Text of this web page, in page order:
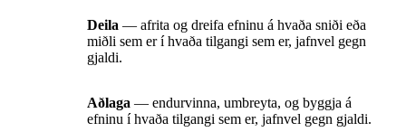
Deila — afrita og dreifa efninu á hvaða sniði eða
miðli sem er í hvaða tilgangi sem er, jafnvel gegn
gjaldi.
Aðlaga — endurvinna, umbreyta, og byggja á
efninu í hvaða tilgangi sem er, jafnvel gegn gjaldi.